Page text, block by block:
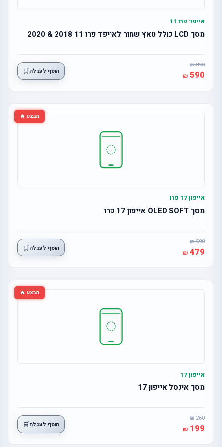
אייפד פרו 11
מסך LCD כולל טאץ שחור לאייפד פרו 11 2018 & 2020
890
590 הוסף לעגלה🛒
מבצע 🔥
אייפון 17 פרו
מסך OLED SOFT אייפון 17 פרו
590
479 הוסף לעגלה🛒
מבצע 🔥
אייפון 17
מסך אינסל אייפון 17
260
199 הוסף לעגלה🛒